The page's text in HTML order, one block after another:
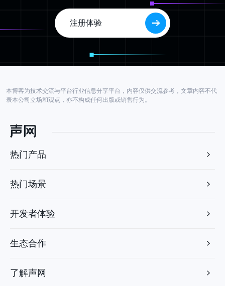
注册体验
本博客为技术交流与平台行业信息分享平台，内容仅供交流参考，文章内容不代
表本公司立场和观点，亦不构成任何出版或销售行为。
热门产品
热门场景
开发者体验
生态合作
了解声网